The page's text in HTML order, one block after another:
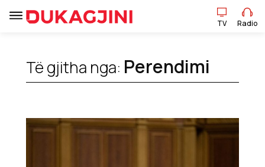
TV
Lajme
TV Radio
Të gjitha nga: Perendimi